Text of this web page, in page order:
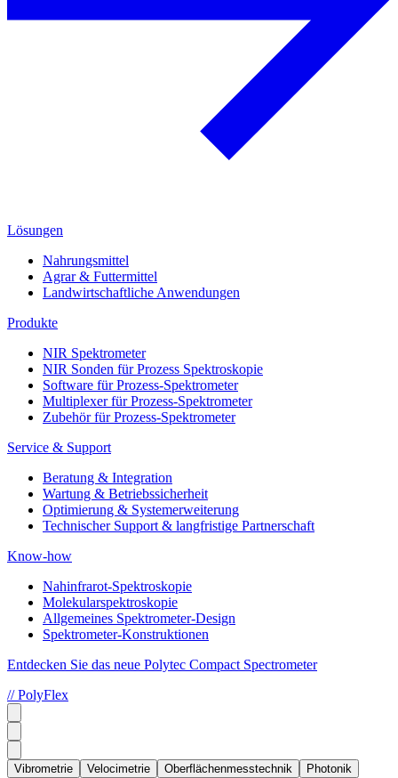
Lösungen
Nahrungsmittel
Agrar & Futtermittel
Landwirtschaftliche Anwendungen
Produkte
NIR Spektrometer
NIR Sonden für Prozess Spektroskopie
Software für Prozess-Spektrometer
Multiplexer für Prozess-Spektrometer
Zubehör für Prozess-Spektrometer
Service & Support
Beratung & Integration
Wartung & Betriebssicherheit
Optimierung & Systemerweiterung
Technischer Support & langfristige Partnerschaft
Know-how
Nahinfrarot-Spektroskopie
Molekularspektroskopie
Allgemeines Spektrometer-Design
Spektrometer-Konstruktionen
Entdecken Sie das neue Polytec Compact Spectrometer
// PolyFlex
Vibrometrie Velocimetrie Oberflächenmesstechnik
Photonik